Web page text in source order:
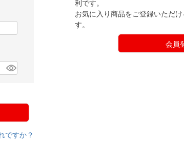
ですか？
利です。
お気に入り商品をご登録いただ
す。
会員